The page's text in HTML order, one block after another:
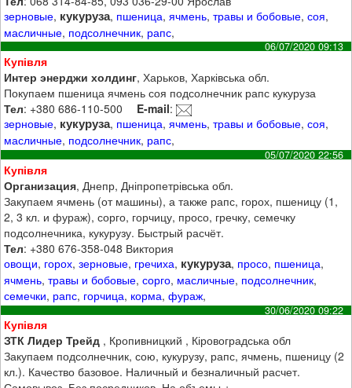
зерновые, кукуруза, пшеница,ячмень,травы и бобовые,соя,
масличные, подсолнечник, рапс,
06/07/2020 09:13
Купівля
Интер энерджи холдинг, Харьков, Харківська обл.
Покупаем пшеница ячмень соя подсолнечник рапс кукуруза
Тел: +380 686-110-500 E-mail:
зерновые, кукуруза, пшеница,ячмень,травы и бобовые,соя,
масличные, подсолнечник, рапс,
05/07/2020 22:56
Купівля
Организация, Днепр, Дніпропетрівська обл.
Закупаем ячмень (от машины), а также рапс, горох, пшеницу (1,
2, 3 кл. и фураж), сорго, горчицу, просо, гречку, семечку
подсолнечника, кукурузу. Быстрый расчёт.
Тел: +380 676-358-048 Виктория
овощи, горох,зерновые, гречиха, кукуруза, просо, пшеница,
ячмень,травы и бобовые,сорго, масличные, подсолнечник,
семечки, рапс, горчица, корма,фураж,
30/06/2020 09:22
Купівля
ЗТК Лидер Трейд , Кропивницкий , Кіровоградська обл
Закупаем подсолнечник, сою, кукурузу, рапс, ячмень, пшеницу (2
кл.). Качество базовое. Наличный и безналичный расчет.